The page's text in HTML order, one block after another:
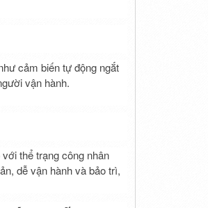
cảm biến tự động ngắt
vận hành.
thể trạng công nhân
dễ vận hành và bảo trì,